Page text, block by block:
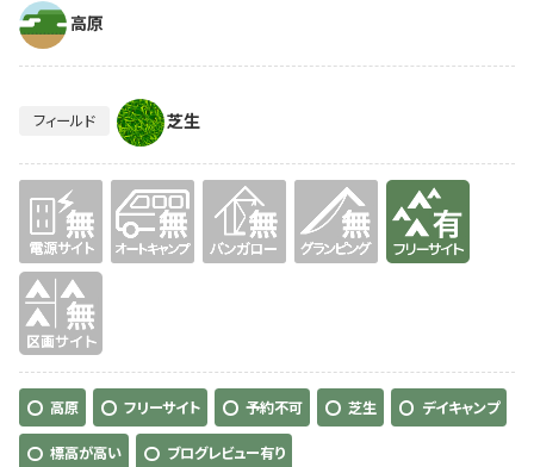
高原
フィールド 芝生
無 無 有り
無
高原 フリーサイト 予約不可 芝生 デイキャンプ
標高が高い ブログレビュー有り